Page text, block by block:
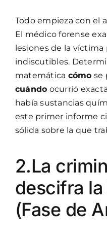
Todo empieza con el
El médico forense
lesiones de la víctima
indiscutibles.
matemática cómo se
cuándo ocurrió
había sustancias
este primer informe
sólida sobre la que
2.La
descifra
(Fase de